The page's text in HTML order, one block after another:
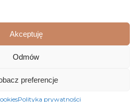
Akceptuję
Odmów
preferencje
Polityka prywatności
Wszystkie prawa zastrzeżone.